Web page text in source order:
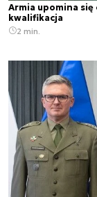
Armia upomina
kwalifikacja
2 min.